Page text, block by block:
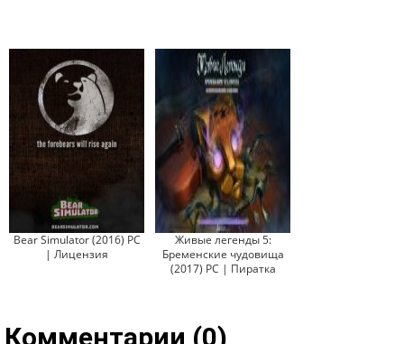
Bear Simulator (2016) PC
| Лицензия
Живые легенды 5:
Бременские чудовища
(2017) PC | Пиратка
Комментарии (0)